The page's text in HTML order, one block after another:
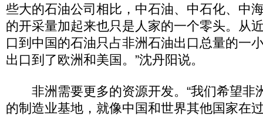
些大的石油公司相比，中石油、中石化、中
的开采量加起来也只是人家的一个零头。从
口到中国的石油只占非洲石油出口总量的一
出口到了欧洲和美国。”沈丹阳说。
非洲需要更多的资源开发。“我们希望非
的制造业基地，就像中国和世界其他国家在